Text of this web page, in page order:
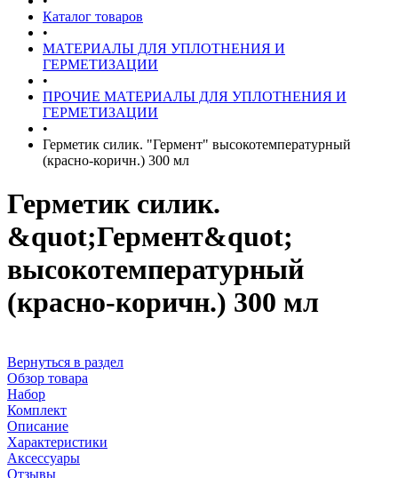
Каталог товаров
•
МАТЕРИАЛЫ ДЛЯ УПЛОТНЕНИЯ И
ГЕРМЕТИЗАЦИИ
•
ПРОЧИЕ МАТЕРИАЛЫ ДЛЯ УПЛОТНЕНИЯ И
ГЕРМЕТИЗАЦИИ
•
Герметик силик. "Гермент" высокотемпературный
(красно-коричн.) 300 мл
Герметик силик.
&quot;Гермент&quot;
высокотемпературный
(красно-коричн.) 300 мл
Вернуться в раздел
Обзор товара
Набор
Комплект
Описание
Характеристики
Аксессуары
Отзывы